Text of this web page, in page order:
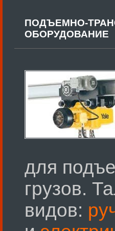
ПОДЪЕМНО-
ОБОРУДОВАНИЕ
для
грузов.
видов: